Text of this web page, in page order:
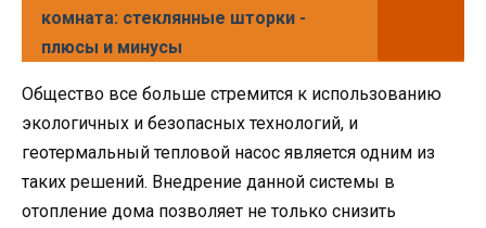
комната: стеклянные шторки -
плюсы и минусы
Общество все больше стремится к использованию
экологичных и безопасных технологий, и
геотермальный тепловой насос является одним из
таких решений. Внедрение данной системы в
отопление дома позволяет не только снизить